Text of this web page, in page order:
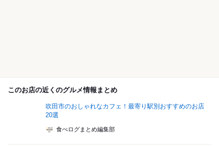
このお店の近くのグルメ情報まとめ
吹田市のおしゃれなカフェ！最寄り駅別おすすめのお店
20選
食べログまとめ編集部